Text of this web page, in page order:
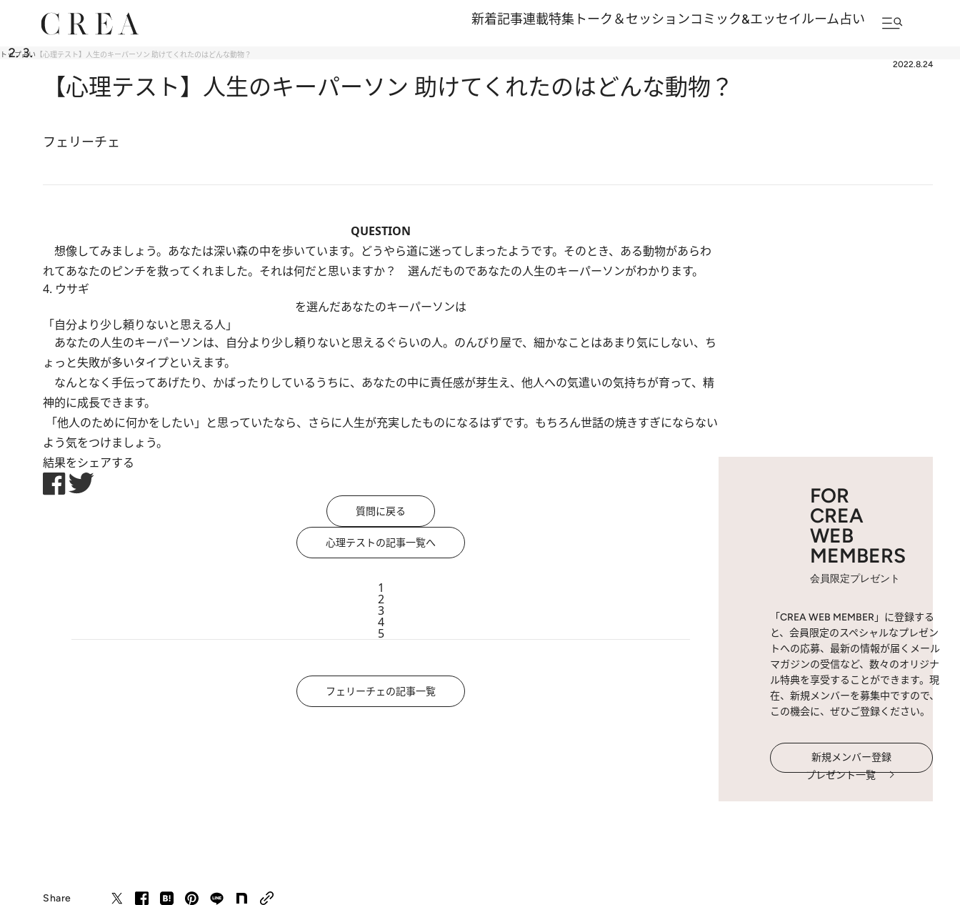
新着記事連載特集 トーク＆セッションコミック&エッセイルーム占い
トップ占い 【心理テスト】人生のキーパーソン 助けてくれたのはどんな動物？
2022.8.24
【心理テスト】人生のキーパーソン 助けてくれたのはどんな動物？
フェリーチェ
QUESTION
想像してみましょう。あなたは深い森の中を歩いています。どうやら道に迷ってしまったようです。そのとき、ある動物があらわ
れてあなたのピンチを救ってくれました。それは何だと思いますか？ 選んだものであなたの人生のキーパーソンがわかります。
4. ウサギ
を選んだあなたのキーパーソンは
「自分より少し頼りないと思える人」
あなたの人生のキーパーソンは、自分より少し頼りないと思えるぐらいの人。のんびり屋で、細かなことはあまり気にしない、ち
ょっと失敗が多いタイプといえます。
なんとなく手伝ってあげたり、かばったりしているうちに、あなたの中に責任感が芽生え、他人への気遣いの気持ちが育って、精
神的に成長できます。
「他人のために何かをしたい」と思っていたなら、さらに人生が充実したものになるはずです。もちろん世話の焼きすぎにならない
よう気をつけましょう。
結果をシェアする
質問に戻る
心理テストの記事一覧へ
1
2
3
4
5
フェリーチェの記事一覧
Share
FOR
CREA
WEB
MEMBERS
会員限定プレゼント
「CREA WEB MEMBER」に登録する
と、会員限定のスペシャルなプレゼン
トへの応募、最新の情報が届くメール
マガジンの受信など、数々のオリジナ
ル特典を享受することができます。現
在、新規メンバーを募集中ですので、
この機会に、ぜひご登録ください。
新規メンバー登録
プレゼント一覧